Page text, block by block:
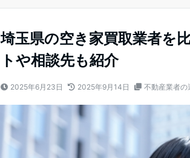
埼玉県の空き家買取業者を
トや相談先も紹介
2025年6月23日 2025年9月14日 不動産業者の